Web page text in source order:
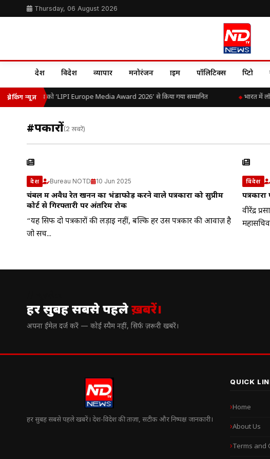
Thursday, 06 August 2026
देश विदेश व्यापार मनोरंजन क्राइम पॉलिटिक्स क्रिप्टो
ब्रेकिंग न्यूज़
डॉ. ओ.पी. यादव को ‘LIPI Europe Media Award 2026’ से किया गया सम्मानित भारत में
#पत्रकारों(2 खबरें)
देश Bureau NOTD 10 Jun 2025
चंबल में अवैध रेत खनन का भंडाफोड़ करने वाले पत्रकारों को सुप्रीम
कोर्ट से गिरफ्तारी पर अंतरिम रोक
“यह सिर्फ दो पत्रकारों की लड़ाई नहीं, बल्कि हर उस पत्रकार की आवाज़ है
जो सच...
विदेश
वीरेंद्र
हर सुबह सबसे पहलेख़बरें।
अपना ईमेल दर्ज करें — कोई स्पैम नहीं, सिर्फ ज़रूरी खबरें।
हर सुबह सबसे पहले खबरें। देश-विदेश की ताज़ा, सटीक और निष्पक्ष जानकारी।
QUICK
Home
About Us
Terms and